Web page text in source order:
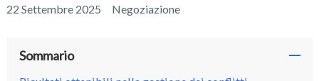
22 Settembre 2025 Negoziazione
Sommario